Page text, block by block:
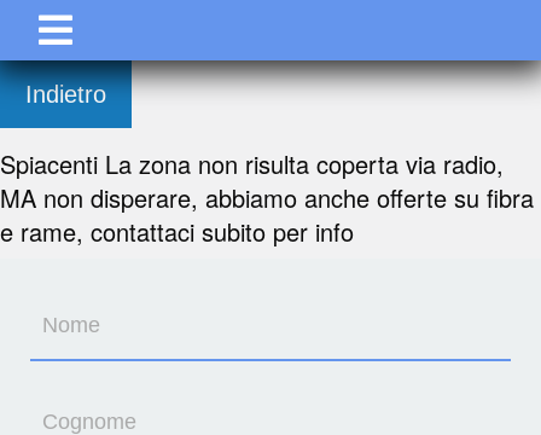
Indietro
Spiacenti La zona non risulta coperta via radio,
MA non disperare, abbiamo anche offerte su fibra
e rame, contattaci subito per info
Nome
Cognome